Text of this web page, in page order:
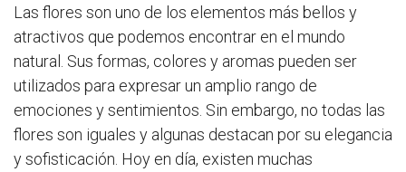
Las flores son uno de los elementos más bellos y
atractivos que podemos encontrar en el mundo
natural. Sus formas, colores y aromas pueden ser
utilizados para expresar un amplio rango de
emociones y sentimientos. Sin embargo, no todas las
flores son iguales y algunas destacan por su elegancia
y sofisticación. Hoy en día, existen muchas